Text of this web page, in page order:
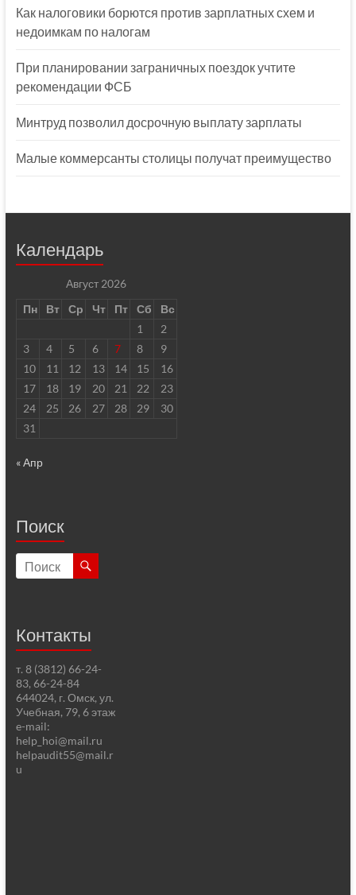
Как налоговики борются против зарплатных схем и
недоимкам по налогам
При планировании заграничных поездок учтите
рекомендации ФСБ
Минтруд позволил досрочную выплату зарплаты
Малые коммерсанты столицы получат преимущество
Календарь
Август 2026
Пн
Вт Ср Чт Пт Сб
Вс
1
2
3
4 5 6 7 8
9
10
11 12 13 14 15
16
17
18 19 20 21 22
23
24
25 26 27 28 29
30
31
« Апр
Поиск
Контакты
т. 8 (3812) 66-24-
83, 66-24-84
644024, г. Омск, ул.
Учебная, 79, 6 этаж
e-mail:
help_hoi@mail.ru
helpaudit55@mail.r
u